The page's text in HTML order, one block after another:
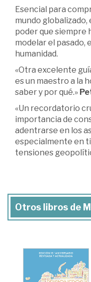
Esencial para
mundo
poder que siempre
modelar el pasado,
humanidad.
«Otra excelente
es un maestro a la
saber y por qué.»
«Un recordatorio
importancia de
adentrarse en los
especialmente en
tensiones
Otros libros de